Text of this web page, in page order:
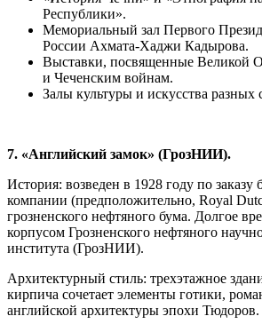
Республики».
Мемориальный зал Первого
России Ахмата-Хаджи Кадырова.
Выставки, посвященные Великой
и Чеченским войнам.
Залы культуры и искусства разных
7. «Английский замок» (ГрозНИИ).
История: возведен в 1928 году по заказу
компании (предположительно, Royal
грозненского нефтяного бума. Долгое
корпусом Грозненского нефтяного
института (ГрозНИИ).
Архитектурный стиль: трехэтажное
кирпича сочетает элементы готики,
английской архитектуры эпохи Тюдоров.